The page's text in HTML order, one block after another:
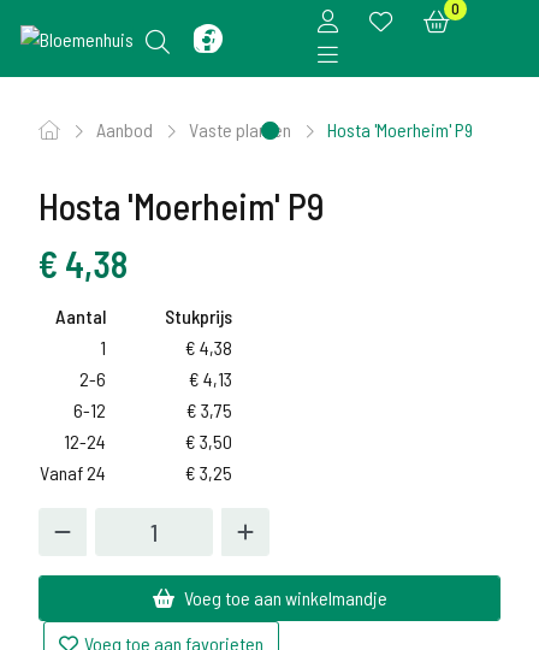
0
Aanbod Vaste planten Hosta 'Moerheim' P9
Hosta 'Moerheim' P9
€ 4,38
Aantal
Stukprijs
1
€ 4,38
2-6
€ 4,13
6-12
€ 3,75
12-24
€ 3,50
Vanaf 24
€ 3,25
Voeg toe aan winkelmandje
Voeg toe aan favorieten